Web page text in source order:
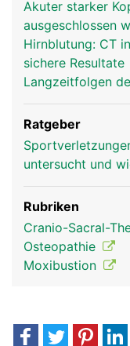
Akuter starker
ausgeschlossen
Hirnblutung: CT
sichere Resultate
Langzeitfolgen
Ratgeber
untersucht und
Rubriken
Cranio-Sacral-
Osteopathie
Moxibustion